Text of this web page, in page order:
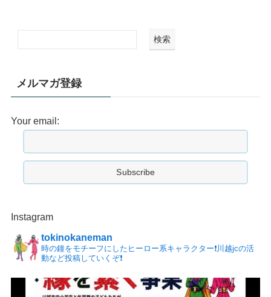
検索
メルマガ登録
Your email:
Instagram
tokinokaneman
時の鐘をモチーフにしたヒーロー系キャラクター❗️川越jcの活
動など投稿していくぞ❗️